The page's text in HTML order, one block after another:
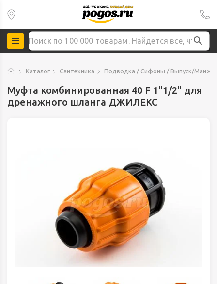
Каталог Сантехника Подводка / Сифоны / Выпуск/
Муфта комбинированная 40 F 1"1/2" для
дренажного шланга ДЖИЛЕКС